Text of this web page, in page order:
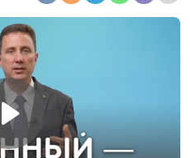
Андрей Качалаба,
священнослужитель
Андрей Качалаба,
священнослужитель